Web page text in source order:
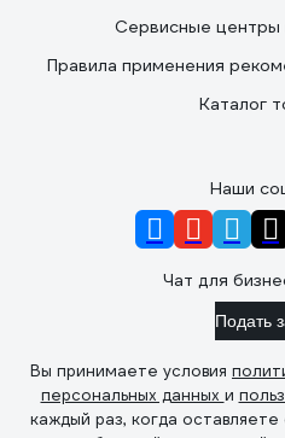
Сервисные центры
Правила применения
Каталог
Наши
Чат для
Подать
Вы принимаете условия
персональных данных и
каждый раз, когда